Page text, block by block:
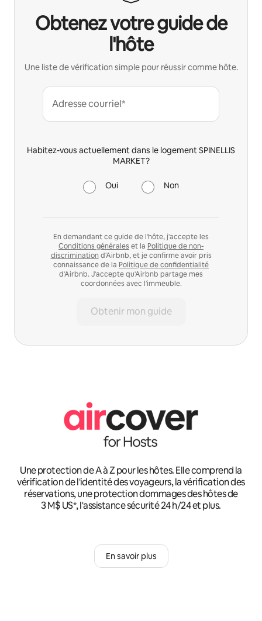
Obtenez votre guide de
l'hôte
Une liste de vérification simple pour réussir comme hôte.
Adresse courriel*
Habitez-vous actuellement dans le logement SPINELLIS
MARKET?
Oui Non
En demandant ce guide de l'hôte, j'accepte les
Conditions générales et la Politique de non-
discrimination d'Airbnb, et je confirme avoir pris
connaissance de la Politique de confidentialité
d'Airbnb. J'accepte qu'Airbnb partage mes
coordonnées avec l'immeuble.
Obtenir mon guide
Une protection de A à Z pour les hôtes. Elle comprend la
vérification de l'identité des voyageurs, la vérification des
réservations, une protection dommages des hôtes de
3 M$ US*, l'assistance sécurité 24 h/24 et plus.
En savoir plus